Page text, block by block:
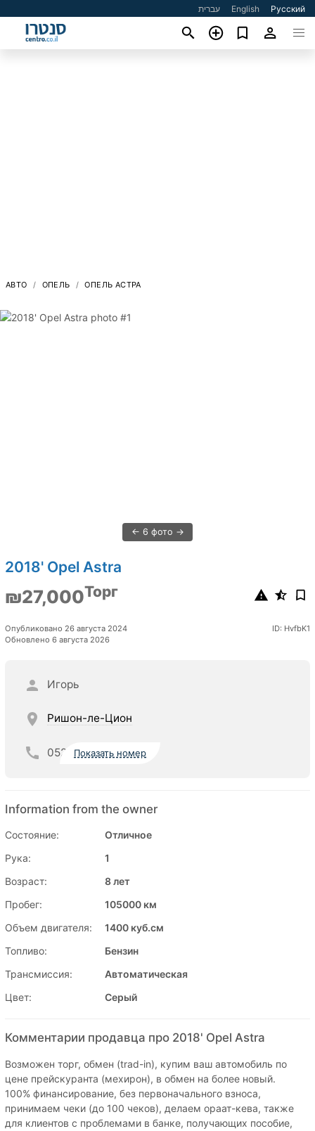
עברית English Русский
АВТО ОПЕЛЬ ОПЕЛЬ АСТРА
6 фото
2018' Opel Astra
₪27,000Торг
Опубликовано 26 августа 2024
Обновлено 6 августа 2026
ID: HvfbK1
Игорь
Ришон-ле-Цион
052 Показать номер
Information from the owner
Состояние:
Отличное
Рука:
1
Возраст:
8 лет
Пробег:
105000 км
Объем двигателя:
1400 куб.см
Топливо:
Бензин
Трансмиссия:
Автоматическая
Цвет:
Серый
Комментарии продавца про 2018' Opel Astra
Возможен торг, обмен (trad-in), купим ваш автомобиль по
цене прейскуранта (мехирон), в обмен на более новый.
100% финансирование, без первоначального взноса,
принимаем чеки (до 100 чеков), делаем ораат-кева, также
для клиентов с проблемами в банке, получающих пособие,